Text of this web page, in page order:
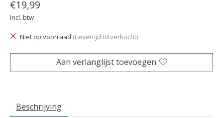
€19,99
Incl. btw
Niet op voorraad (Levertijd:uitverkocht)
Aan verlanglijst toevoegen
Beschrijving